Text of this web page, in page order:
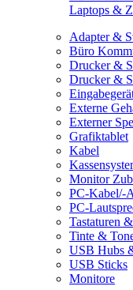
Laptops &
Adapter &
Büro
Drucker &
Drucker &
Externe
Externer
Grafiktablet
Kabel
Monitor
PC-Kabel/-
PC-
Tastaturen
Tinte &
USB Hubs
USB Sticks
Monitore